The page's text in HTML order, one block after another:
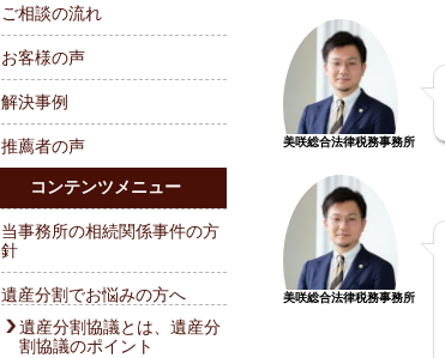
ご相談の流れ
お客様の声
解決事例
推薦者の声
コンテンツメニュー
当事務所の相続関係事件の方
針
遺産分割でお悩みの方へ
遺産分割協議とは、遺産分
割協議のポイント
美咲総合法律税務事務所
美咲総合法律税務事務所